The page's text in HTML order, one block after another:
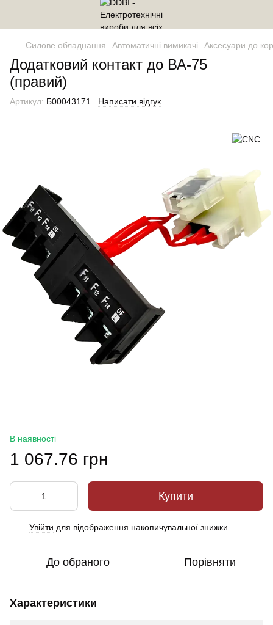
Силове обладнання Автоматичні вимикачі Аксесуари до
Додатковий контакт до ВА-75
(правий)
Артикул: Б00043171 Написати відгук
В наявності
1 067.76 грн
Купити
Увійти для відображення накопичувальної знижки
До обраного Порівняти
Характеристики